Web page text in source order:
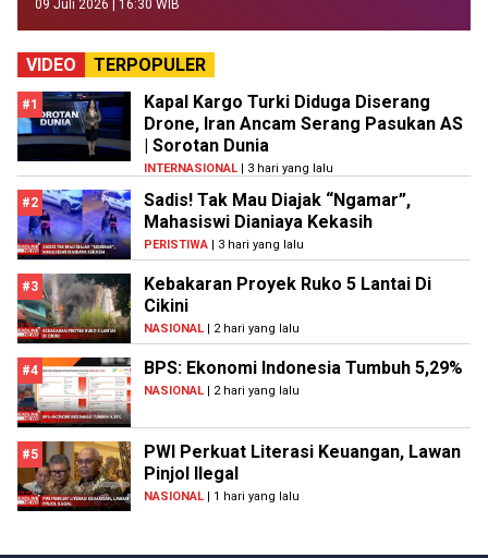
09 Juli 2026 | 16:30 WIB
VIDEO TERPOPULER
#1
Kapal Kargo Turki Diduga Diserang
Drone, Iran Ancam Serang Pasukan AS
| Sorotan Dunia
INTERNASIONAL | 3 hari yang lalu
#2
Sadis! Tak Mau Diajak “Ngamar”,
Mahasiswi Dianiaya Kekasih
PERISTIWA | 3 hari yang lalu
#3
Kebakaran Proyek Ruko 5 Lantai Di
Cikini
NASIONAL | 2 hari yang lalu
#4 BPS: Ekonomi Indonesia Tumbuh 5,29%
NASIONAL | 2 hari yang lalu
#5
PWI Perkuat Literasi Keuangan, Lawan
Pinjol Ilegal
NASIONAL | 1 hari yang lalu